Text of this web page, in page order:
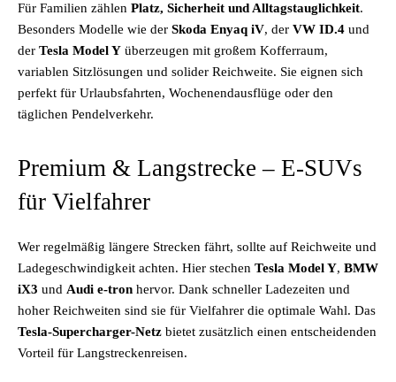
Für Familien zählen Platz, Sicherheit und Alltagstauglichkeit.
Besonders Modelle wie der Skoda Enyaq iV, der VW ID.4 und
der Tesla Model Y überzeugen mit großem Kofferraum,
variablen Sitzlösungen und solider Reichweite. Sie eignen sich
perfekt für Urlaubsfahrten, Wochenendausflüge oder den
täglichen Pendelverkehr.
Premium & Langstrecke – E-SUVs
für Vielfahrer
Wer regelmäßig längere Strecken fährt, sollte auf Reichweite und
Ladegeschwindigkeit achten. Hier stechen Tesla Model Y, BMW
iX3 und Audi e-tron hervor. Dank schneller Ladezeiten und
hoher Reichweiten sind sie für Vielfahrer die optimale Wahl. Das
Tesla-Supercharger-Netz bietet zusätzlich einen entscheidenden
Vorteil für Langstreckenreisen.